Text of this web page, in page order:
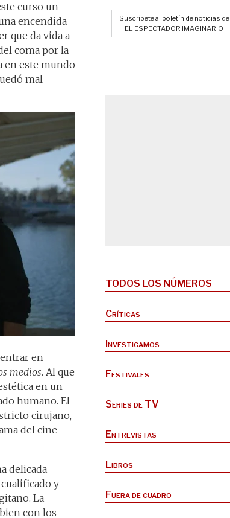
curso un
encendida
que da vida a
coma por la
en este mundo
mal
en
medios. Al que
en un
humano. El
cirujano,
del cine
delicada
y
La
con los
Suscríbete al boletín de noticias de
EL ESPECTADOR IMAGINARIO
TODOS LOS NÚMEROS
Críticas
Investigamos
Festivales
Series de TV
Entrevistas
Libros
Fuera de cuadro